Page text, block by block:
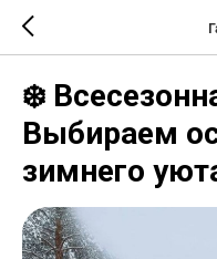
❄️
Выбираем
зимнего